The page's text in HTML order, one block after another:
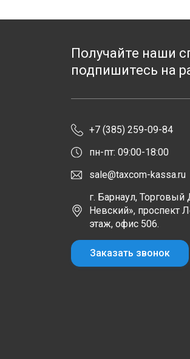
Получайте наши
подпишитесь на
+7 (385) 259-09-84
пн-пт: 09:00-18:00
sale@taxcom-kassa.ru
г. Барнаул, Торговый
Невский», проспект
этаж, офис 506.
Заказать звонок